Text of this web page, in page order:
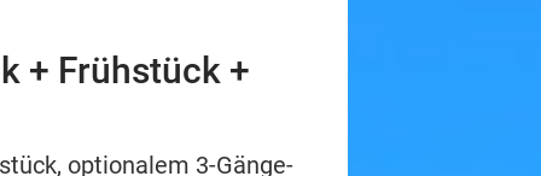
+ Frühstück +
optionalem 3-Gänge-